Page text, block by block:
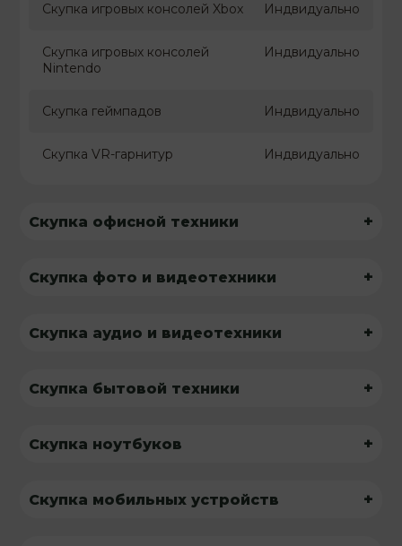
Скупка игровых консолей Xbox Индвидуально
Скупка игровых консолей
Nintendo
Индвидуально
Скупка геймпадов Индвидуально
Скупка VR-гарнитур Индвидуально
Скупка офисной техники +
Скупка фото и видеотехники +
Скупка аудио и видеотехники +
Скупка бытовой техники +
Скупка ноутбуков +
Скупка мобильных устройств +